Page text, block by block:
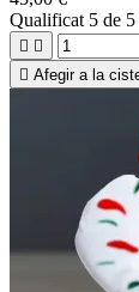
Qualificat 5 de 5
 
 Afegir a la